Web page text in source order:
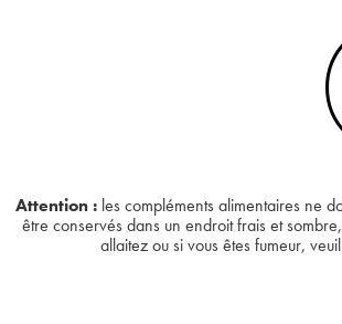
Attention : les compléments alimentaires ne
être conservés dans un endroit frais et
allaitez ou si vous êtes fumeur,